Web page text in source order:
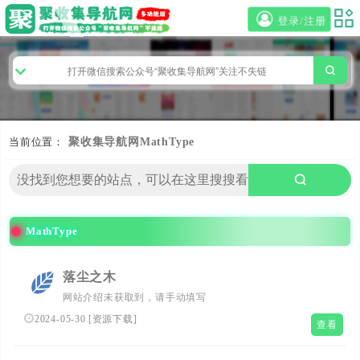
登录/注册
当前位置： 聚收集导航网 MathType
MathType
落尘之木
网站介绍未获取到，请手动填写
2024-05-30 [资源下载] 查看